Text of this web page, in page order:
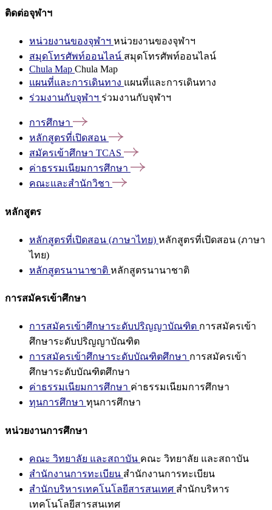
ติดต่อจุฬาฯ
หน่วยงานของจุฬาฯ หน่วยงานของจุฬาฯ
สมุดโทรศัพท์ออนไลน์ สมุดโทรศัพท์ออนไลน์
Chula Map Chula Map
แผนที่และการเดินทาง แผนที่และการเดินทาง
ร่วมงานกับจุฬาฯ ร่วมงานกับจุฬาฯ
การศึกษา
หลักสูตรที่เปิดสอน
สมัครเข้าศึกษา TCAS
ค่าธรรมเนียมการศึกษา
คณะและสำนักวิชา
หลักสูตร
หลักสูตรที่เปิดสอน (ภาษาไทย) หลักสูตรที่เปิดสอน (ภาษา
ไทย)
หลักสูตรนานาชาติ หลักสูตรนานาชาติ
การสมัครเข้าศึกษา
การสมัครเข้าศึกษาระดับปริญญาบัณฑิต การสมัครเข้า
ศึกษาระดับปริญญาบัณฑิต
การสมัครเข้าศึกษาระดับบัณฑิตศึกษา การสมัครเข้า
ศึกษาระดับบัณฑิตศึกษา
ค่าธรรมเนียมการศึกษา ค่าธรรมเนียมการศึกษา
ทุนการศึกษา ทุนการศึกษา
หน่วยงานการศึกษา
คณะ วิทยาลัย และสถาบัน คณะ วิทยาลัย และสถาบัน
สำนักงานการทะเบียน สำนักงานการทะเบียน
สำนักบริหารเทคโนโลยีสารสนเทศ สำนักบริหาร
เทคโนโลยีสารสนเทศ